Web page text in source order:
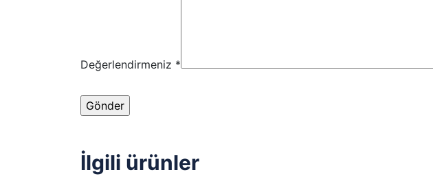
Değerlendirmeniz *
İlgili ürünler